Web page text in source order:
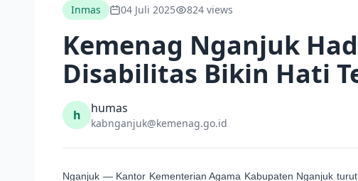
Inmas 04 Juli 2025 824 views
Kemenag Nganjuk
Disabilitas Bikin Hati
h humas
kabnganjuk@kemenag.go.id
Nganjuk — Kantor Kementerian Agama Kabupaten Nganjuk